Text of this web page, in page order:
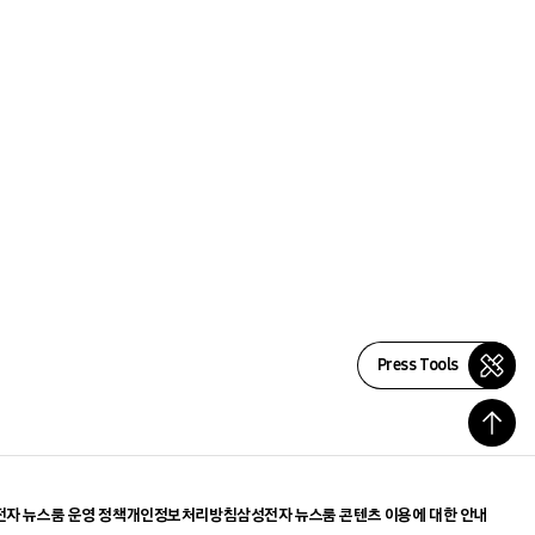
Press Tools
자 뉴스룸 운영 정책개인정보처리방침삼성전자 뉴스룸 콘텐츠 이용에 대한 안내